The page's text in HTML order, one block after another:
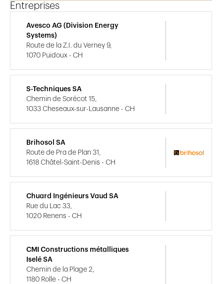
Entreprises
Avesco AG (Division Energy
Systems)
Route de la Z.I. du Verney 9,
1070 Puidoux - CH
S-Techniques SA
Chemin de Sorécot 15,
1033 Cheseaux-sur-Lausanne - CH
Brihosol SA
Route de Pra de Plan 31,
1618 Châtel-Saint-Denis - CH
Chuard Ingénieurs Vaud SA
Rue du Lac 33,
1020 Renens - CH
CMI Constructions métalliques
Iselé SA
Chemin de la Plage 2,
1180 Rolle - CH